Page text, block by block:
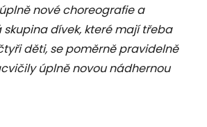
nové choreografie a
skupina dívek, které mají třeba
děti, se poměrně pravidelně
úplně novou nádhernou